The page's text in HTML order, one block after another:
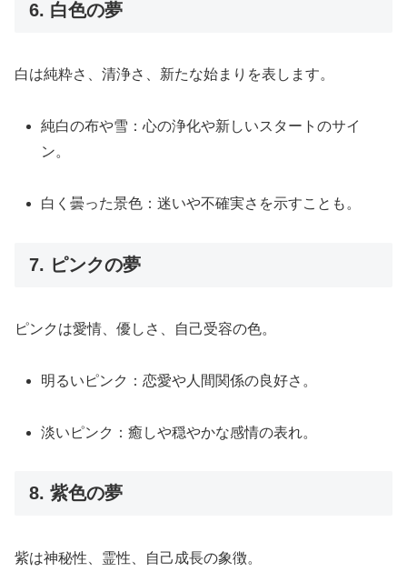
6. 白色の夢
白は純粋さ、清浄さ、新たな始まりを表します。
純白の布や雪：心の浄化や新しいスタートのサイ
ン。
白く曇った景色：迷いや不確実さを示すことも。
7. ピンクの夢
ピンクは愛情、優しさ、自己受容の色。
明るいピンク：恋愛や人間関係の良好さ。
淡いピンク：癒しや穏やかな感情の表れ。
8. 紫色の夢
紫は神秘性、霊性、自己成長の象徴。